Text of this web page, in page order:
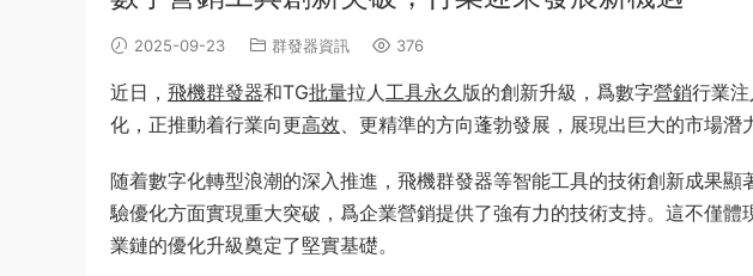
2025-09-23 群發器資訊 376
近日， 飛機群發器和TG批量拉人工具永久版的創新升級，爲數字營銷行業
化，正推動着行業向更高效、更精準的方向蓬勃發展，展現出巨大的市場潛
随着數字化轉型浪潮的深入推進，飛機群發器等智能工具的技術創新成果
驗優化方面實現重大突破，爲企業營銷提供了強有力的技術支持。這不僅
業鏈的優化升級奠定了堅實基礎。